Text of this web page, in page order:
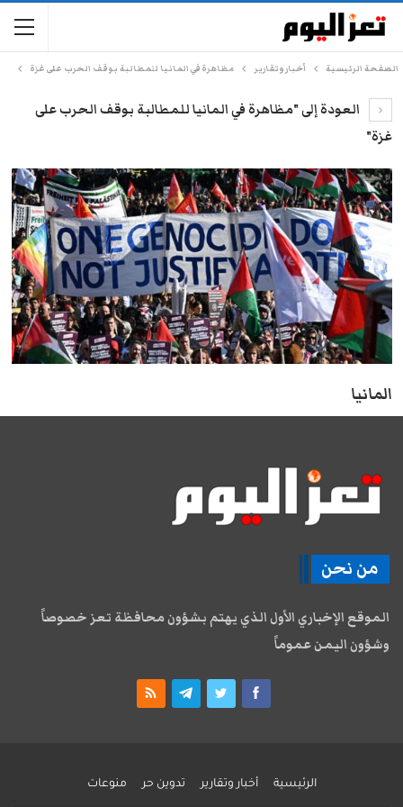
الصفحة الرئيسية أخبار وتقارير مظاهرة في المانيا للمطالبة بوقف الحرب على غزة
العودة إلى "مظاهرة في المانيا للمطالبة بوقف الحرب على
غزة"
المانيا
من نحن
الموقع الإخباري الأول الذي يهتم بشؤون محافظة تعز خصوصاً
وشؤون اليمن عموماً
الرئيسية أخبار وتقارير تدوين حر منوعات